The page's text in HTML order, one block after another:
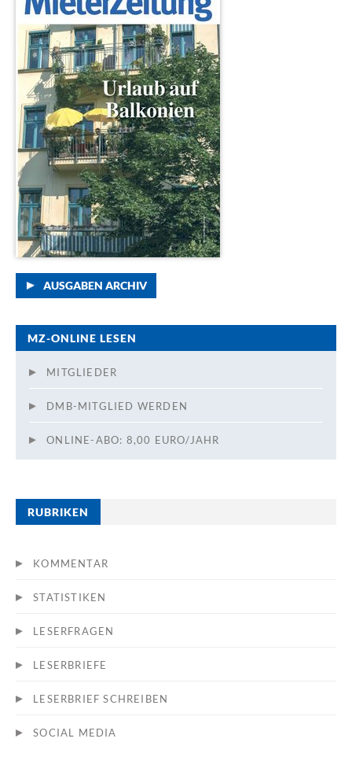
AUSGABEN ARCHIV
MZ-ONLINE LESEN
MITGLIEDER
DMB-MITGLIED WERDEN
ONLINE-ABO: 8,00 EURO/JAHR
RUBRIKEN
KOMMENTAR
STATISTIKEN
LESERFRAGEN
LESERBRIEFE
LESERBRIEF SCHREIBEN
SOCIAL MEDIA